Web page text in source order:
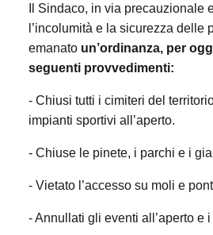
Il Sindaco, in via precauzionale
l’incolumità e la sicurezza delle
emanato un’ordinanza, per
seguenti provvedimenti:
- Chiusi tutti i cimiteri del
impianti sportivi all ’aperto.
- Chiuse le pinete, i parchi e i
- Vietato l’accesso su moli e
- Annullati gli eventi all’aperto e